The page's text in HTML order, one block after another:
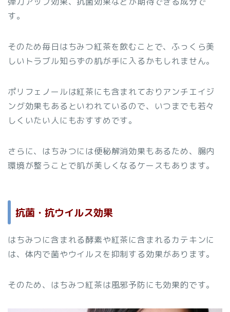
す。
そのため毎日はちみつ紅茶を飲むことで、ふっくら美
しいトラブル知らずの肌が手に入るかもしれません。
ポリフェノールは紅茶にも含まれておりアンチエイジ
ング効果もあるといわれているので、いつまでも若々
しくいたい人にもおすすめです。
さらに、はちみつには便秘解消効果もあるため、腸内
環境が整うことで肌が美しくなるケースもあります。
抗菌・抗ウイルス効果
はちみつに含まれる酵素や紅茶に含まれるカテキンに
は、体内で菌やウイルスを抑制する効果があります。
そのため、はちみつ紅茶は風邪予防にも効果的です。